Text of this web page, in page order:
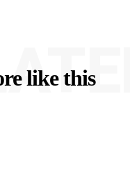
like this